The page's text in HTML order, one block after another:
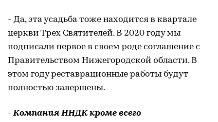
- Да, эта усадьба тоже находится в квартале
церкви Трех Святителей. В 2020 году мы
подписали первое в своем роде соглашение с
Правительством Нижегородской области. В
этом году реставрационные работы будут
полностью завершены.
- Компания ННДК кроме всего